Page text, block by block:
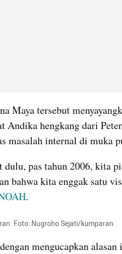
Maya tersebut
Andika hengkang dari
masalah internal di muka
dulu, pas tahun 2006, kita
bahwa kita enggak satu
.
Foto: Nugroho Sejati/kumparan
mengucapkan